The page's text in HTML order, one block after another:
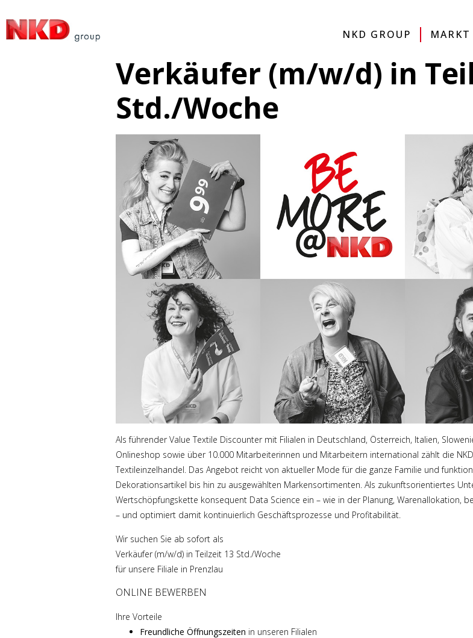
NKD GROUP MARKT
Verkäufer (m/w/d) in
Std./Woche
Als führender Value Textile Discounter mit Filialen in Deutschland, Österreich, Italien,
Onlineshop sowie über 10.000 Mitarbeiterinnen und Mitarbeitern international zählt die
Textileinzelhandel. Das Angebot reicht von aktueller Mode für die ganze Familie und
Dekorationsartikel bis hin zu ausgewählten Markensortimenten. Als zukunftsorientiertes
Wertschöpfungskette konsequent Data Science ein – wie in der Planung, Warenallokation,
– und optimiert damit kontinuierlich Geschäftsprozesse und Profitabilität.
Wir suchen Sie ab sofort als
Verkäufer (m/w/d) in Teilzeit 13 Std./Woche
für unsere Filiale in Prenzlau
ONLINE BEWERBEN
Ihre Vorteile
Freundliche Öffnungszeiten in unseren Filialen